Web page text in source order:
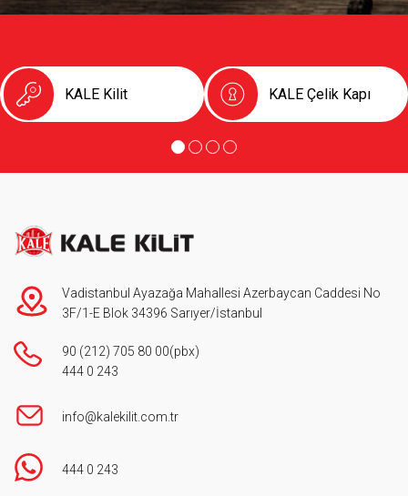
KALE Kilit KALE Çelik Kapı
Vadistanbul Ayazağa Mahallesi Azerbaycan Caddesi No
3F/1-E Blok 34396 Sarıyer/İstanbul
90 (212) 705 80 00(pbx)
444 0 243
info@kalekilit.com.tr
444 0 243